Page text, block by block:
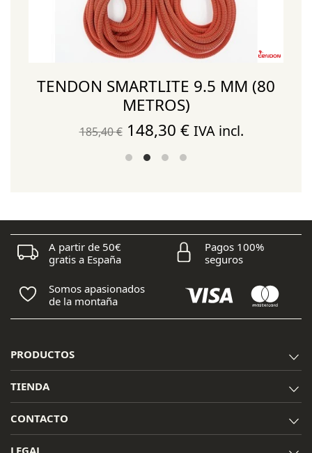
TENDON SMARTLITE 9.5 MM (80
METROS)
185,40€ El
precio
185,40 €.
148,30 €El
148,30 €.
IVA incl.
A partir de 50€
gratis a España
Pagos 100%
seguros
Somos apasionados
de la montaña
PRODUCTOS
TIENDA
CONTACTO
LEGAL